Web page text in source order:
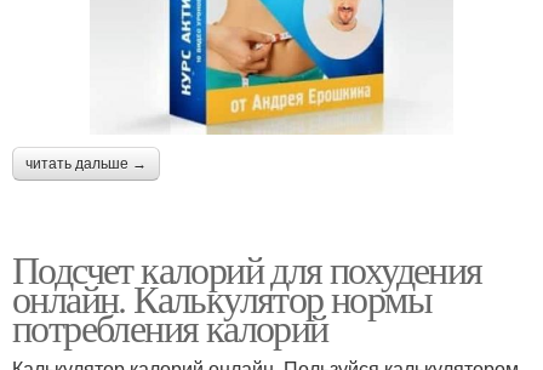
читать дальше →
Подсчет калорий для похудения
онлайн. Калькулятор нормы
потребления калорий